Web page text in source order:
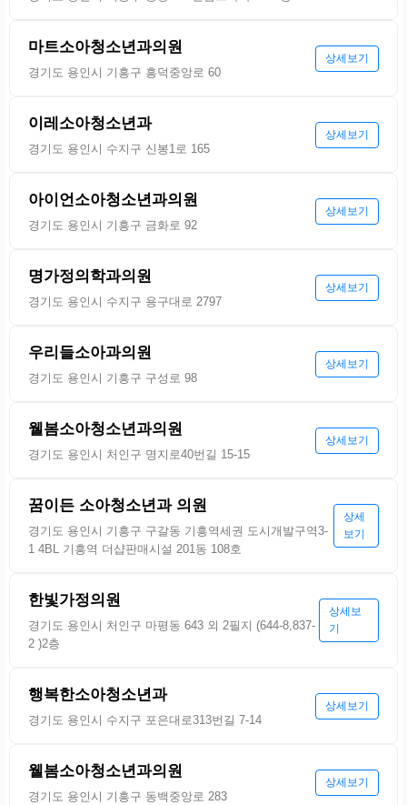
마트소아청소년과의원
경기도 용인시 기흥구 흥덕중앙로 60
상세보기
이레소아청소년과
경기도 용인시 수지구 신봉1로 165
상세보기
아이언소아청소년과의원
경기도 용인시 기흥구 금화로 92
상세보기
명가정의학과의원
경기도 용인시 수지구 용구대로 2797
상세보기
우리들소아과의원
경기도 용인시 기흥구 구성로 98
상세보기
웰봄소아청소년과의원
경기도 용인시 처인구 명지로40번길 15-15
상세보기
꿈이든 소아청소년과 의원
경기도 용인시 기흥구 구갈동 기흥역세권 도시개발구역3-
1 4BL 기흥역 더샵판매시설 201동 108호
상세
보기
한빛가정의원
경기도 용인시 처인구 마평동 643 외 2필지 (644-8,837-
2 )2층
상세보
기
행복한소아청소년과
경기도 용인시 수지구 포은대로313번길 7-14
상세보기
웰봄소아청소년과의원
경기도 용인시 기흥구 동백중앙로 283
상세보기